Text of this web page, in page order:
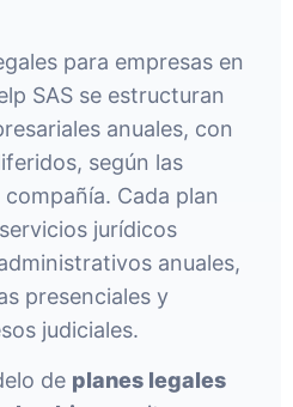
para empresas en
SAS se estructuran
anuales, con
según las
Cada plan
jurídicos
anuales,
presenciales y
judiciales.
de planes legales